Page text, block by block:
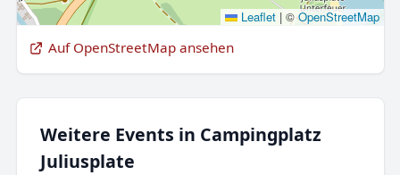
Leaflet |©OpenStreetMap
Auf OpenStreetMap ansehen
Weitere Events in Campingplatz
Juliusplate